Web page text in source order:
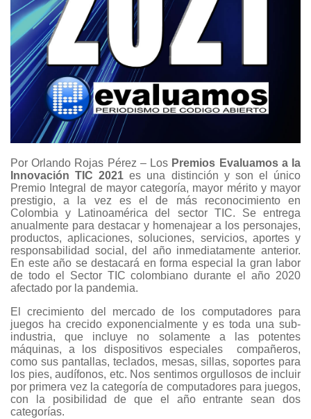
Por Orlando Rojas Pérez – Los Premios Evaluamos a la
Innovación TIC 2021 es una distinción y son el único
Premio Integral de mayor categoría, mayor mérito y mayor
prestigio, a la vez es el de más reconocimiento en
Colombia y Latinoamérica del sector TIC. Se entrega
anualmente para destacar y homenajear a los personajes,
productos, aplicaciones, soluciones, servicios, aportes y
responsabilidad social, del año inmediatamente anterior.
En este año se destacará en forma especial la gran labor
de todo el Sector TIC colombiano durante el año 2020
afectado por la pandemia.
El crecimiento del mercado de los computadores para
juegos ha crecido exponencialmente y es toda una sub-
industria, que incluye no solamente a las potentes
máquinas, a los dispositivos especiales compañeros,
como sus pantallas, teclados, mesas, sillas, soportes para
los pies, audífonos, etc. Nos sentimos orgullosos de incluir
por primera vez la categoría de computadores para juegos,
con la posibilidad de que el año entrante sean dos
categorías.